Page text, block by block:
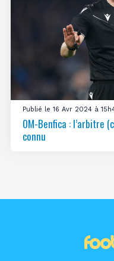
Publié le 16 Avr 2024 à
OM-Benfica : l’arbitre
connu